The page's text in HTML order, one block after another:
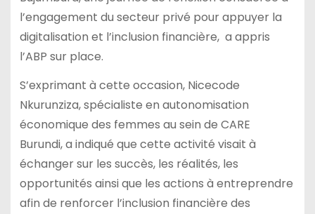
l’engagement du secteur privé pour appuyer la
digitalisation et l’inclusion financière, a appris
l’ABP sur place.
S’exprimant à cette occasion, Nicecode
Nkurunziza, spécialiste en autonomisation
économique des femmes au sein de CARE
Burundi, a indiqué que cette activité visait à
échanger sur les succès, les réalités, les
opportunités ainsi que les actions à entreprendre
afin de renforcer l’inclusion financière des